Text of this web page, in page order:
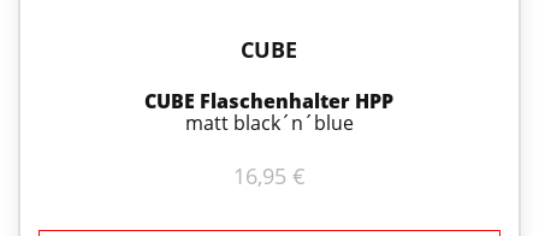
CUBE
CUBE Flaschenhalter HPP
matt black´n´blue
16,95 €